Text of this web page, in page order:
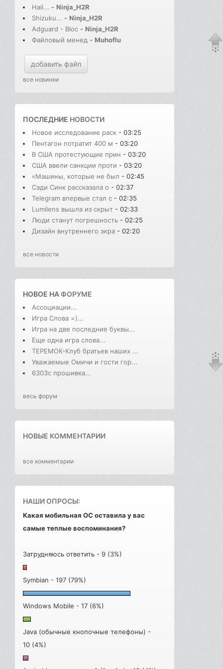
Hail... - Ninja_H2R
Shizuku... - Ninja_H2R
Adguard - Bloc - Ninja_H2R
Файловый менед - Muhoflu
добавить файл
все новинки
ПОСЛЕДНИЕ НОВОСТИ
Новое исследование раск - 03:25
Пентагон потратит 400 м - 03:20
В США протестующие прин - 03:20
США ввели санкции проти - 03:20
«Машины, которые не был - 02:45
Сэди Синк рассказала о - 02:37
Telegram впервые стал с - 02:35
Lumilens вышла из скрыт - 02:33
Люди станут погрешность - 02:25
Дизайн внутреннего экра - 02:20
все новости
НОВОЕ НАФОРУМЕ
Ассоциации...
Игра Слова =)...
Игра на две последние буквы...
Еще одна игра слова...
ТЕРЕМОК-Клуб братьев наших ...
Уважаемые Омичи и гости гор...
6303с прошивка...
весь форум
НОВЫЕ КОММЕНТАРИИ
все комментарии
НАШИ ОПРОСЫ:
Какая мобильная ОС оставила у вас
самые теплые воспоминания?
Затрудняюсь ответить - 9 (3%)
Symbian - 197 (79%)
Windows Mobile - 17 (6%)
Java (обычные кнопочные телефоны) -
10 (4%)